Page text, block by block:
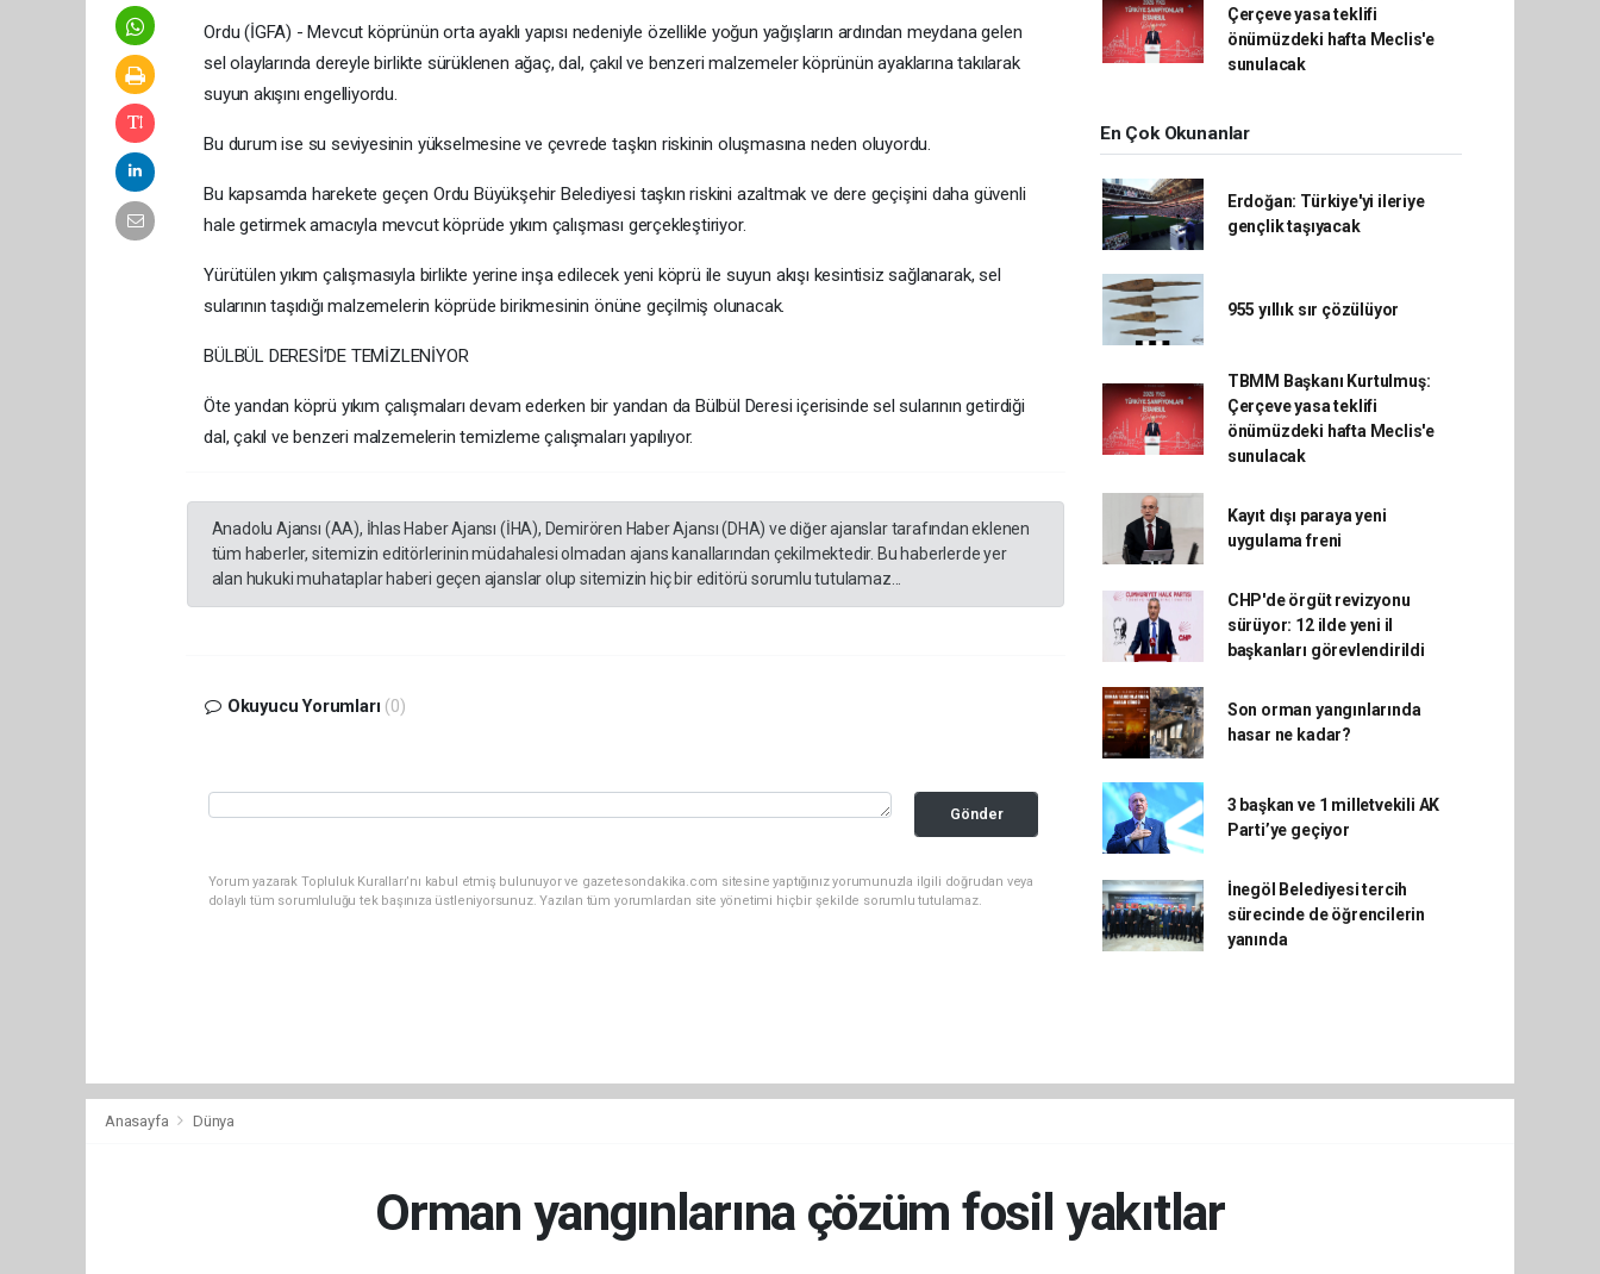
Ordu (İGFA) - Mevcut köprünün orta ayaklı yapısı nedeniyle özellikle yoğun yağışların ardından meydana gelen
sel olaylarında dereyle birlikte sürüklenen ağaç, dal, çakıl ve benzeri malzemeler köprünün ayaklarına takılarak
suyun akışını engelliyordu.
Bu durum ise su seviyesinin yükselmesine ve çevrede taşkın riskinin oluşmasına neden oluyordu.
Bu kapsamda harekete geçen Ordu Büyükşehir Belediyesi taşkın riskini azaltmak ve dere geçişini daha güvenli
hale getirmek amacıyla mevcut köprüde yıkım çalışması gerçekleştiriyor.
Yürütülen yıkım çalışmasıyla birlikte yerine inşa edilecek yeni köprü ile suyun akışı kesintisiz sağlanarak, sel
sularının taşıdığı malzemelerin köprüde birikmesinin önüne geçilmiş olunacak.
BÜLBÜL DERESİ’DE TEMİZLENİYOR
Öte yandan köprü yıkım çalışmaları devam ederken bir yandan da Bülbül Deresi içerisinde sel sularının getirdiği
dal, çakıl ve benzeri malzemelerin temizleme çalışmaları yapılıyor.
Anadolu Ajansı (AA), İhlas Haber Ajansı (İHA), Demirören Haber Ajansı (DHA) ve diğer ajanslar tarafından eklenen
tüm haberler, sitemizin editörlerinin müdahalesi olmadan ajans kanallarından çekilmektedir. Bu haberlerde yer
alan hukuki muhataplar haberi geçen ajanslar olup sitemizin hiç bir editörü sorumlu tutulamaz...
Okuyucu Yorumları (0)
Gönder
Yorum yazarak Topluluk Kuralları’nı kabul etmiş bulunuyor ve gazetesondakika.com sitesine yaptığınız yorumunuzla ilgili doğrudan veya
dolaylı tüm sorumluluğu tek başınıza üstleniyorsunuz. Yazılan tüm yorumlardan site yönetimi hiçbir şekilde sorumlu tutulamaz.
Çerçeve yasa teklifi
önümüzdeki hafta Meclis'e
sunulacak
En Çok Okunanlar
Erdoğan: Türkiye'yi ileriye
gençlik taşıyacak
955 yıllık sır çözülüyor
TBMM Başkanı Kurtulmuş:
Çerçeve yasa teklifi
önümüzdeki hafta Meclis'e
sunulacak
Kayıt dışı paraya yeni
uygulama freni
CHP'de örgüt revizyonu
sürüyor: 12 ilde yeni il
başkanları görevlendirildi
Son orman yangınlarında
hasar ne kadar?
3 başkan ve 1 milletvekili AK
Parti’ye geçiyor
İnegöl Belediyesi tercih
sürecinde de öğrencilerin
yanında
Anasayfa Dünya
Orman yangınlarına çözüm fosil yakıtlar